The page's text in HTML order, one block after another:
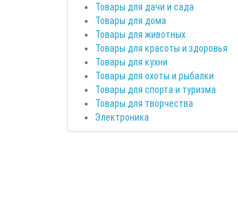
Товары для дачи и сада
Товары для дома
Товары для животных
Товары для красоты и здоровья
Товары для кухни
Товары для охоты и рыбалки
Товары для спорта и туризма
Товары для творчества
Электроника